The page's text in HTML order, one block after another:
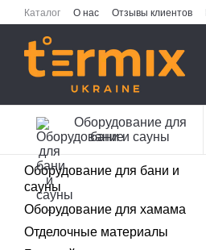
Перейти к основному контенту
Каталог О нас Отзывы клиентов
Оборудование для
бани и сауны
Оборудование для бани и
сауны
Оборудование для хамама
Отделочные материалы